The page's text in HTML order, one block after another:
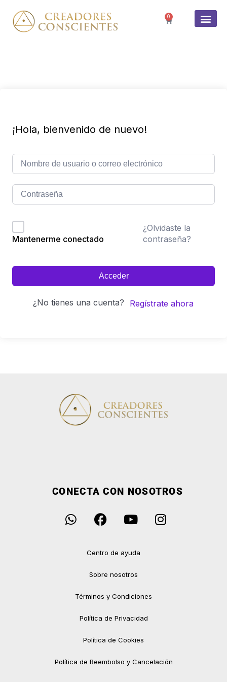
0
¡Hola, bienvenido de nuevo!
Mantenerme conectado
¿Olvidaste la
contraseña?
Acceder
¿No tienes una cuenta? Regístrate ahora
CONECTA CON NOSOTROS
Centro de ayuda
Sobre nosotros
Términos y Condiciones
Política de Privacidad
Política de Cookies
Política de Reembolso y Cancelación